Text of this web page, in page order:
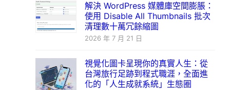
解決 WordPress 媒體庫空間膨脹：
使用 Disable All Thumbnails 批次
清理數十萬冗餘縮圖
2026 年 7 月 21 日
視覺化圖卡呈現你的真實人生：從
台灣旅行足跡到程式職涯，全面進
化的「人生成就系統」生態圈